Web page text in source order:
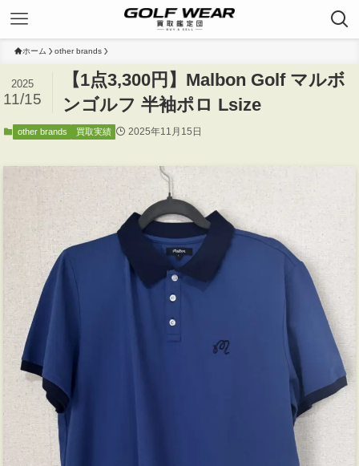
ホーム other brands
【1点3,300円】Malbon Golf マルボ
ンゴルフ 半袖ポロ Lsize
2025
11/15
other brands 買取実績 2025年11月15日